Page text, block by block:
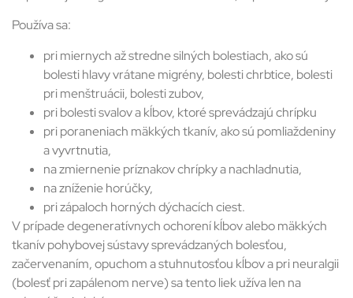
Používa sa:
pri miernych až stredne silných bolestiach, ako sú
bolesti hlavy vrátane migrény, bolesti chrbtice, bolesti
pri menštruácii, bolesti zubov,
pri bolesti svalov a kĺbov, ktoré sprevádzajú chrípku
pri poraneniach mäkkých tkanív, ako sú pomliaždeniny
a vyvrtnutia,
na zmiernenie príznakov chrípky a nachladnutia,
na zníženie horúčky,
pri zápaloch horných dýchacích ciest.
V prípade degeneratívnych ochorení kĺbov alebo mäkkých
tkanív pohybovej sústavy sprevádzaných bolesťou,
začervenaním, opuchom a stuhnutosťou kĺbov a pri neuralgii
(bolesť pri zapálenom nerve) sa tento liek užíva len na